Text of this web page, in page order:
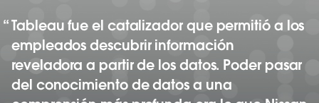
Tableau fue el catalizador que permitió a los
empleados descubrir información
reveladora a partir de los datos. Poder pasar
del conocimiento de datos a una